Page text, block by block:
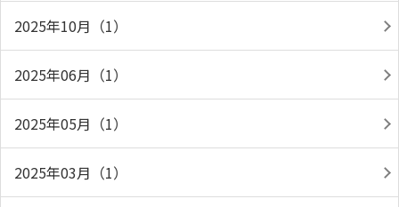
2025年10月（1）
2025年06月（1）
2025年05月（1）
2025年03月（1）